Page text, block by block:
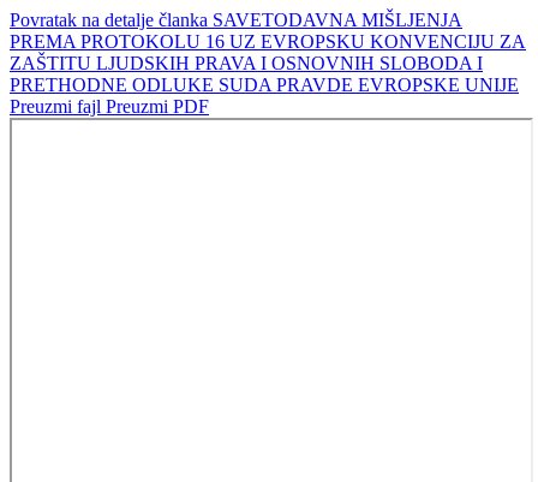
Povratak na detalje članka SAVETODAVNA MIŠLJENJA
PREMA PROTOKOLU 16 UZ EVROPSKU KONVENCIJU ZA
ZAŠTITU LJUDSKIH PRAVA I OSNOVNIH SLOBODA I
PRETHODNE ODLUKE SUDA PRAVDE EVROPSKE UNIJE
Preuzmi fajl Preuzmi PDF